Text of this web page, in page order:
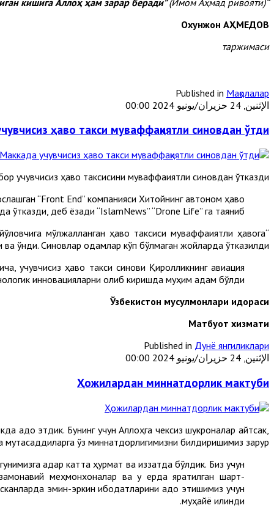
Охунжон АҲМЕДОВ
таржимаси
Published in Мақолалар
الإثنين, 24 حزيران/يونيو 2024 00:00
ҳаво такси муваффақиятли синовдан ўтди
учувчисиз ҳаво таксисини муваффақиятли синовдан ўтказди.
“Front End” компанияси Хитойнинг автоном ҳаво
ўтказди, деб ёзади “IslamNews” “Drone Life” га таяниб.
мўлжалланган ҳаво таксиси муваффақиятли ҳавога
қўнди. Синовлар одамлар кўп бўлмаган жойларда ўтказилди.
учувчисиз ҳаво такси синови Қиролликнинг авиация
инновацияларни олиб киришда муҳим қадам бўлди.
Ўзбекистон мусулмонлари идораси
Матбуот хизмати
Published in Дунё янгиликлари
الإثنين, 24 حزيران/يونيو 2024 00:00
Ҳожилардан миннатдорлик мактуби
адо этдик. Бунинг учун Аллоҳга чексиз шукроналар айтсак,
мутасаддиларга ўз миннатдорлигимизни билдиришимиз зарур.
қадар катта ҳурмат ва иззатда бўлдик. Биз учун
меҳмонхоналар ва у ерда яратилган шарт-
эмин-эркин ибодатларини адо этишимиз учун
муҳайё қилинди.